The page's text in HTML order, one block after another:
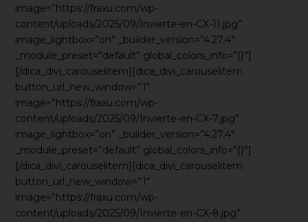
image=”https://fraxu.com/wp-
content/uploads/2025/09/Invierte-en-CX-11.jpg”
image_lightbox=”on” _builder_version=”4.27.4″
_module_preset=”default” global_colors_info=”{}”]
[/dica_divi_carouselitem][dica_divi_carouselitem
button_url_new_window=”1″
image=”https://fraxu.com/wp-
content/uploads/2025/09/Invierte-en-CX-7.jpg”
image_lightbox=”on” _builder_version=”4.27.4″
_module_preset=”default” global_colors_info=”{}”]
[/dica_divi_carouselitem][dica_divi_carouselitem
button_url_new_window=”1″
image=”https://fraxu.com/wp-
content/uploads/2025/09/Invierte-en-CX-8.jpg”